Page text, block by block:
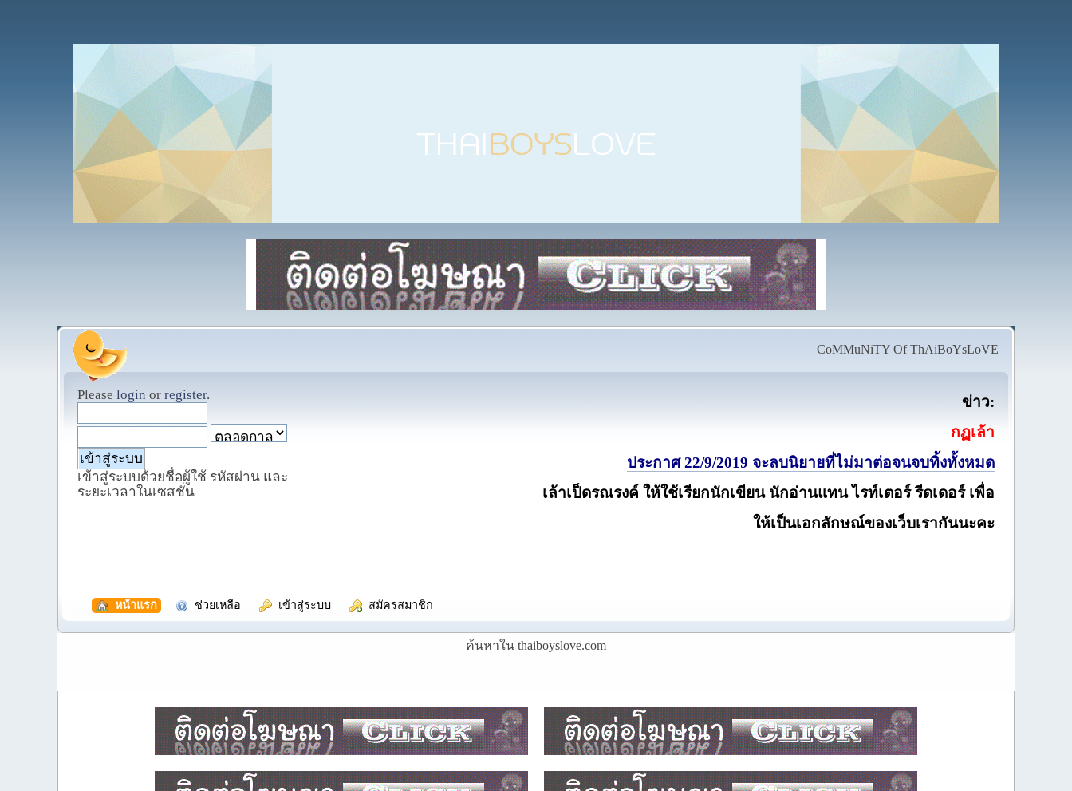
CoMMuNiTY Of ThAiBoYsLoVE
Please login or register.
เข้าสู่ระบบด้วยชื่อผู้ใช้ รหัสผ่าน และ
ระยะเวลาในเซสชั่น
ข่าว:
กฏเล้า
ประกาศ 22/9/2019 จะลบนิยายที่ไม่มาต่อจนจบทิ้งทั้งหมด
เล้าเป็ดรณรงค์ ให้ใช้เรียกนักเขียน นักอ่านแทน ไรท์เตอร์ รีดเดอร์ เพื่อ
ให้เป็นเอกลักษณ์ของเว็บเรากันนะคะ
หน้าแรก ช่วยเหลือ เข้าสู่ระบบ สมัครสมาชิก
ค้นหาใน thaiboyslove.com